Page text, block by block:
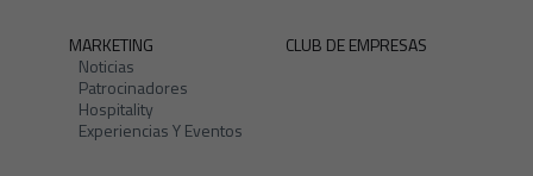
MARKETING
Noticias
Patrocinadores
Hospitality
Experiencias Y Eventos
CLUB DE EMPRESAS